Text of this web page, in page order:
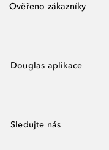
Ověřeno zákazníky
Douglas aplikace
Sledujte nás